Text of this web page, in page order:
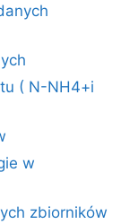
( N-NH4+i
w
zbiorników